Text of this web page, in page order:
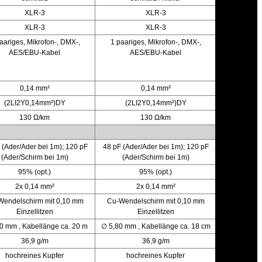
XLR-3
XLR-3
XLR-3 XLR-3
Mikrofon-, DMX-,
AES/EBU-Kabel
1 paariges, Mikrofon-, DMX-,
AES/EBU-Kabel
0,14 mm² 0,14 mm²
(2LI2Y0,14mm²)DY (2LI2Y0,14mm²)DY
130 Ω/km 130 Ω/km
(Ader/Ader bei 1m); 120 pF
(Ader/Schirm bei 1m)
48 pF (Ader/Ader bei 1m); 120 pF
(Ader/Schirm bei 1m)
95% (opt.) 95% (opt.)
2x 0,14 mm² 2x 0,14 mm²
mit 0,10 mm
Einzellitzen
Cu-Wendelschirm mit 0,10 mm
Einzellitzen
mm , Kabellänge ca. 20 m ∅ 5,80 mm , Kabellänge ca. 18 cm
36,9 g/m
36,9 g/m
hochreines Kupfer hochreines Kupfer